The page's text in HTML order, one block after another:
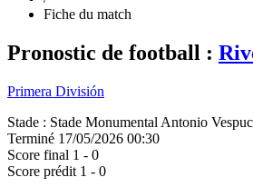
Fiche du match
Pronostic de football :
Primera División
Stade : Stade Monumental Antonio
Terminé 17/05/2026 00:30
Score final 1 - 0
Score prédit 1 - 0